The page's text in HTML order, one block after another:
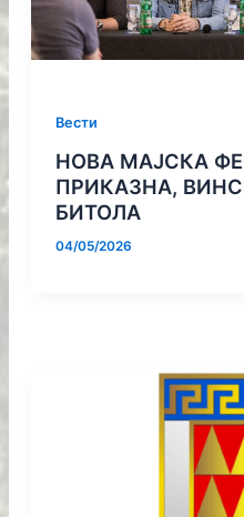
Вести
НОВА МАЈСКА
ПРИКАЗНА,
БИТОЛА
04/05/2026